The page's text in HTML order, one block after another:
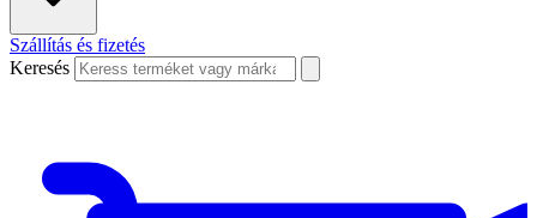
Szállítás és fizetés
Keresés